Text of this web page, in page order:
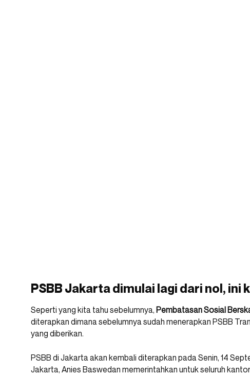
PSBB Jakarta dimulai lagi dari nol, ini
Seperti yang kita tahu sebelumnya, Pembatasan Sosial
diterapkan dimana sebelumnya sudah menerapkan PSBB
yang diberikan.
PSBB di Jakarta akan kembali diterapkan pada Senin, 14
Jakarta, Anies Baswedan memerintahkan untuk seluruh